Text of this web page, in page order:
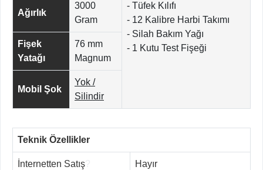
- Tüfek Kılıfı
- 12 Kalibre Harbi Takımı
- Silah Bakım Yağı
- 1 Kutu Test Fişeği
Ağırlık
3000
Gram
Fişek
Yatağı
76 mm
Magnum
Mobil Şok
Yok /
Silindir
Teknik Özellikler
İnternetten Satış Hayır